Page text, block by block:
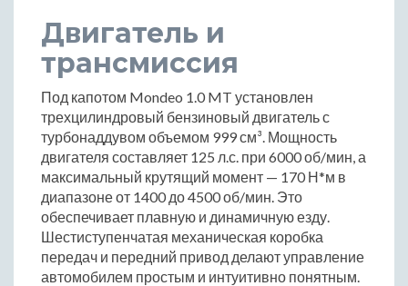
Двигатель и
трансмиссия
Под капотом Mondeo 1.0 MT установлен
трехцилиндровый бензиновый двигатель с
турбонаддувом объемом 999 см³. Мощность
двигателя составляет 125 л.с. при 6000 об/мин, а
максимальный крутящий момент — 170 Н*м в
диапазоне от 1400 до 4500 об/мин. Это
обеспечивает плавную и динамичную езду.
Шестиступенчатая механическая коробка
передач и передний привод делают управление
автомобилем простым и интуитивно понятным.